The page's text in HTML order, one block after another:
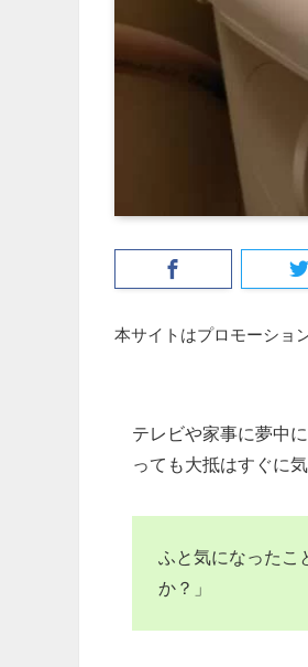
本サイトはプロモーショ
テレビや家事に夢中
っても大抵はすぐに
ふと気になったこ
か？」